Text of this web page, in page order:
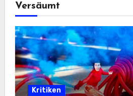
Versäumt
Kritiken